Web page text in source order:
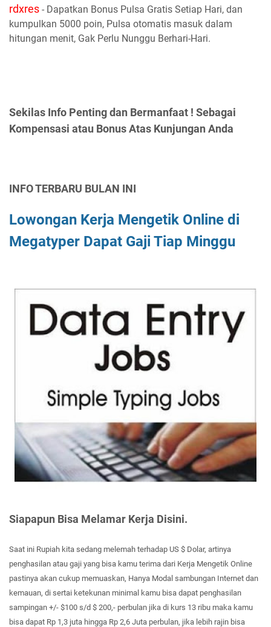
rdxres - Dapatkan Bonus Pulsa Gratis Setiap Hari, dan
kumpulkan 5000 poin, Pulsa otomatis masuk dalam
hitungan menit, Gak Perlu Nunggu Berhari-Hari.
Sekilas Info Penting dan Bermanfaat ! Sebagai
Kompensasi atau Bonus Atas Kunjungan Anda
INFO TERBARU BULAN INI
Lowongan Kerja Mengetik Online di
Megatyper Dapat Gaji Tiap Minggu
Siapapun Bisa Melamar Kerja Disini.
Saat ini Rupiah kita sedang melemah terhadap US $ Dolar, artinya
penghasilan atau gaji yang bisa kamu terima dari Kerja Mengetik Online
pastinya akan cukup memuaskan, Hanya Modal sambungan Internet dan
kemauan, di sertai ketekunan minimal kamu bisa dapat penghasilan
sampingan +/- $100 s/d $ 200,- perbulan jika di kurs 13 ribu maka kamu
bisa dapat Rp 1,3 juta hingga Rp 2,6 Juta perbulan, jika lebih rajin bisa